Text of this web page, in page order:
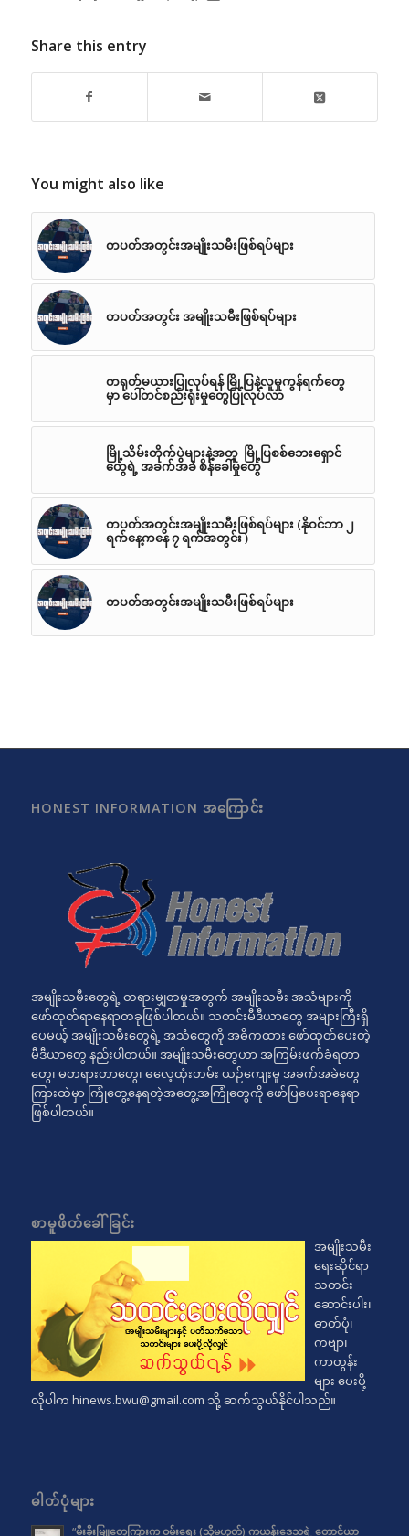
Share this entry
You might also like
တပတ်အတွင်းအမျိုးသမီးဖြစ်ရပ်များ
တပတ်အတွင်း အမျိုးသမီးဖြစ်ရပ်များ
တရုတ်မယားပြုလုပ်ရန် မြို့ပြနဲ့လူမှုကွန်ရက်တွေ
မှာ ပေါ်တင်စည်းရုံးမှုတွေပြုလုပ်လာ
မြို့သိမ်းတိုက်ပွဲများနဲ့အတူ မြို့ပြစစ်ဘေးရှောင်
တွေရဲ့ အခက်အခဲ စိန်ခေါ်မှုတွေ
တပတ်အတွင်းအမျိုးသမီးဖြစ်ရပ်များ (နိုဝင်ဘာ ၂
ရက်နေ့ကနေ ၇ ရက်အတွင်း )
တပတ်အတွင်းအမျိုးသမီးဖြစ်ရပ်များ
HONEST INFORMATION အကြောင်း
အမျိုးသမီးတွေရဲ့ တရားမျှတမှုအတွက် အမျိုးသမီး အသံများကို
ဖော်ထုတ်ရာနေရာတခုဖြစ်ပါတယ်။ သတင်းမီဒီယာတွေ အများကြီးရှိ
ပေမယ့် အမျိုးသမီးတွေရဲ့ အသံတွေကို အဓိကထား ဖော်ထုတ်ပေးတဲ့
မီဒီယာတွေ နည်းပါတယ်။ အမျိုးသမီးတွေဟာ အကြမ်းဖက်ခံရတာ
တွေ၊ မတရားတာတွေ၊ ဓလေ့ထုံးတမ်း ယဉ်ကျေးမှု အခက်အခဲတွေ
ကြားထဲမှာ ကြုံတွေ့နေရတဲ့အတွေ့အကြုံတွေကို ဖော်ပြပေးရာနေရာ
ဖြစ်ပါတယ်။
စာမူဖိတ်ခေါ်ခြင်း
အမျိုးသမီး
ရေးဆိုင်ရာ
သတင်း
ဆောင်းပါး၊
ဓာတ်ပုံ၊
ကဗျာ၊
ကာတွန်း
များ ပေးပို့
လိုပါက hinews.bwu@gmail.com သို့ ဆက်သွယ်နိုင်ပါသည်။
ဓါတ်ပုံများ
“မီးခိုးမြူတွေကြားက ဝမ်းရေး (သို့မဟုတ်) ကယန်းဒေသရဲ့ တောင်ယာ